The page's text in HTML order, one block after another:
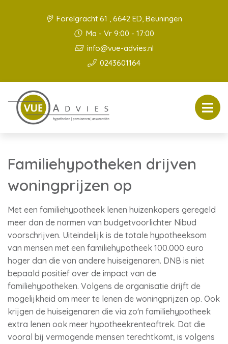
Forelgracht 61 , 6642 ED, Beuningen
Ma - Vr 9:00 - 17:00
info@vue-advies.nl
0243601164
Familiehypotheken drijven
woningprijzen op
Met een familiehypotheek lenen huizenkopers geregeld
meer dan de normen van budgetvoorlichter Nibud
voorschrijven. Uiteindelijk is de totale hypotheeksom
van mensen met een familiehypotheek 100.000 euro
hoger dan die van andere huiseigenaren. DNB is niet
bepaald positief over de impact van de
familiehypotheken. Volgens de organisatie drijft de
mogelijkheid om meer te lenen de woningprijzen op. Ook
krijgen de huiseigenaren die via zo'n familiehypotheek
extra lenen ook meer hypotheekrenteaftrek. Dat die
vooral bij vermogende mensen terechtkomt, is volgens